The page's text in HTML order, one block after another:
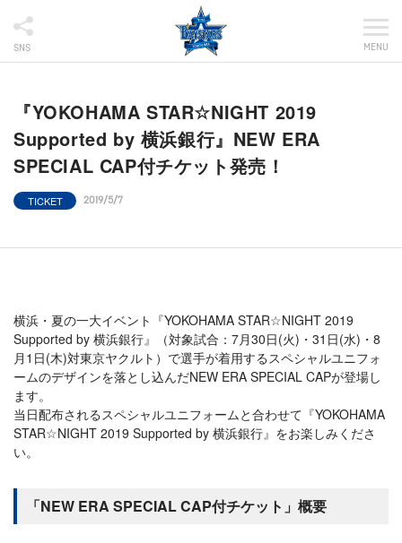
SNS MENU
『YOKOHAMA STAR☆NIGHT 2019
Supported by 横浜銀行』NEW ERA
SPECIAL CAP付チケット発売！
TICKET 2019/5/7
横浜・夏の一大イベント『YOKOHAMA STAR☆NIGHT 2019
Supported by 横浜銀行』（対象試合：7月30日(火)・31日(水)・8
月1日(木)対東京ヤクルト）で選手が着用するスペシャルユニフォ
ームのデザインを落とし込んだNEW ERA SPECIAL CAPが登場し
ます。
当日配布されるスペシャルユニフォームと合わせて『YOKOHAMA
STAR☆NIGHT 2019 Supported by 横浜銀行』をお楽しみくださ
い。
「NEW ERA SPECIAL CAP付チケット」概要